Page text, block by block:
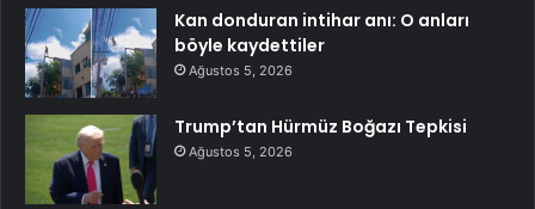
Kan donduran intihar anı: O anları
böyle kaydettiler
Ağustos 5, 2026
Trump’tan Hürmüz Boğazı Tepkisi
Ağustos 5, 2026